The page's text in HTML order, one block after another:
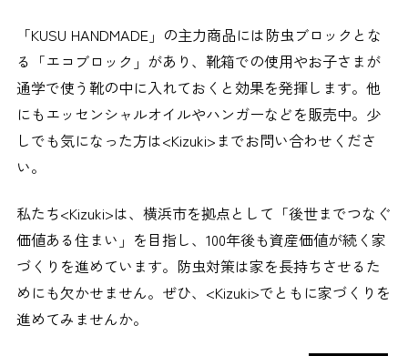
「KUSU HANDMADE」の主力商品には防虫ブロックとな
る「エコブロック」があり、靴箱での使用やお子さまが
通学で使う靴の中に入れておくと効果を発揮します。他
にもエッセンシャルオイルやハンガーなどを販売中。少
しでも気になった方は<Kizuki>までお問い合わせくださ
い。
私たち<Kizuki>は、横浜市を拠点として「後世までつなぐ
価値ある住まい」を目指し、100年後も資産価値が続く家
づくりを進めています。防虫対策は家を長持ちさせるた
めにも欠かせません。ぜひ、<Kizuki>でともに家づくりを
進めてみませんか。